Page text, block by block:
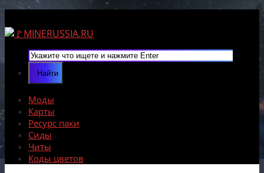
Моды
Карты
Ресурс паки
Сиды
Читы
Коды цветов